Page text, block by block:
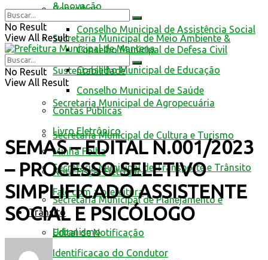
Conselhos
Conselho Municipal de Assistência Social
Conselho Municipal de Defesa Civil
Conselho Municipal de Educação
Conselho Municipal de Saúde
Contas Públicas
Livro Eletrônico
Minha Folha
Nota Fiscal Eletrônica
Fale com a prefeitura
Trânsito
Edital de Notificação
Identificacao do Condutor
& Inovação
Secretaria Municipal de Meio Ambiente &
Sustentabilidade
Secretaria Municipal de Agropecuária
Secretaria Municipal de Cultura e Turismo
Secretaria Municipal de Transporte e Trânsito
Secretaria Municipal de Planejamento e
Urbanismo
No Result
View All Result
No Result
View All Result
SEMAS – EDITAL N.001/2023
– PROCESSO SELETIVO
SIMPLIFICADO ASSISTENTE
SOCIAL E PSICÓLOGO